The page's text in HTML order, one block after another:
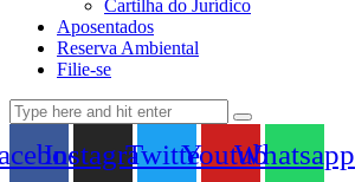
Cartilha do Jurídico
Aposentados
Reserva Ambiental
Filie-se
InstagramTwitterYoutubeWhatsapp